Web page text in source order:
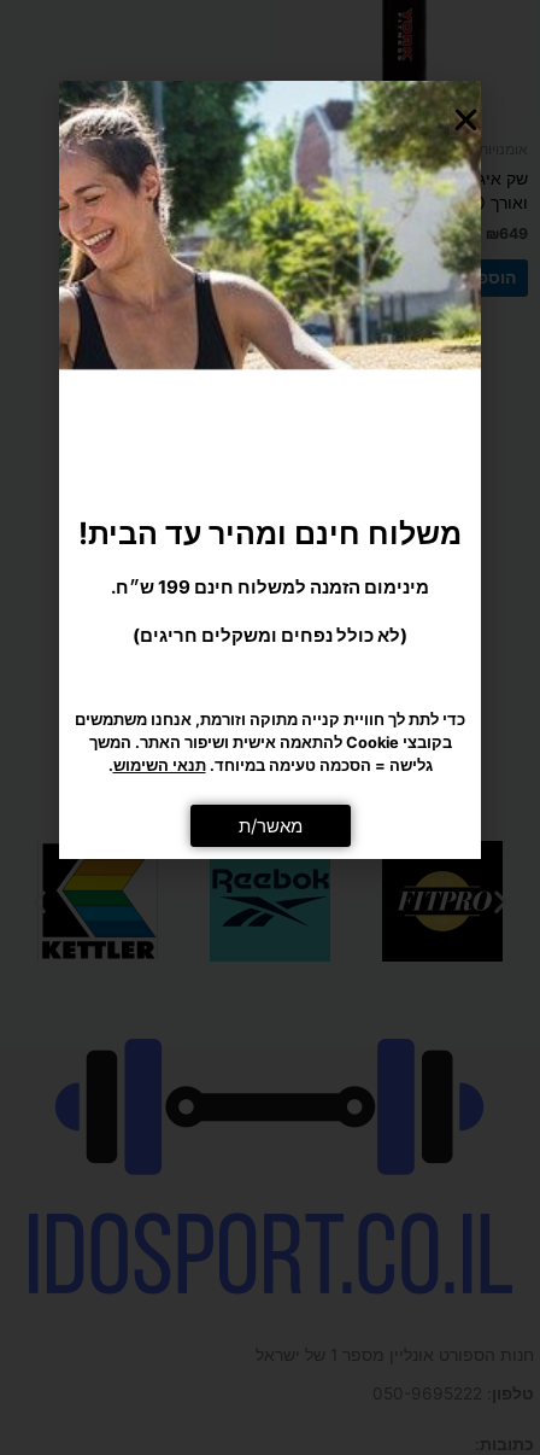
אומנויות לחימה
שק איגרוף UFC במשקל 40 ק"ג
ואורך 130 ס"מ
₪649
הוספה לסל
מענה אישי ומקצועי
מגוון רחב של מוצרי ספורט
חנות הספורט אונליין מספר 1 של ישראל
טלפון
כתובות
מינימום הזמנה למשלוח חינם 199 ש״ח.
(לא כולל נפחים ומשקלים חריגים)
גלישה = הסכמה טעימה במיוחד.תנאי השימוש.